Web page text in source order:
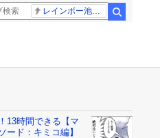
レインボー池田 佐藤佳奈アナ
13時間できる【マ
ード：キミコ編】